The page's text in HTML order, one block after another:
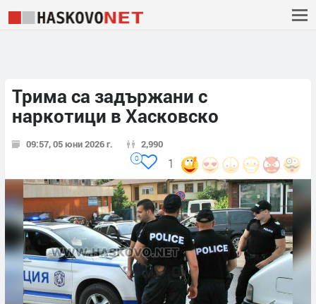
Трима са задържани с
наркотици в Хасковско
09:57, 05 юни 2026 г. 2,990
1
0